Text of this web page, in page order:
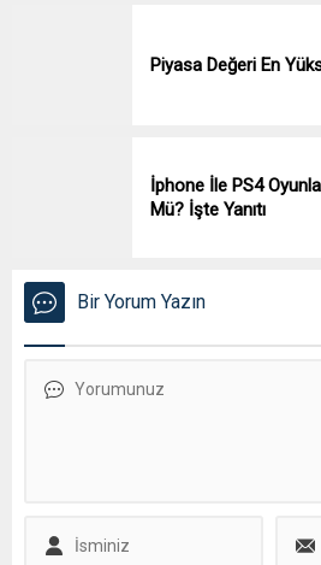
Piyasa Değeri En
İphone İle PS4
Mü? İşte Yanıtı
Bir Yorum Yazın